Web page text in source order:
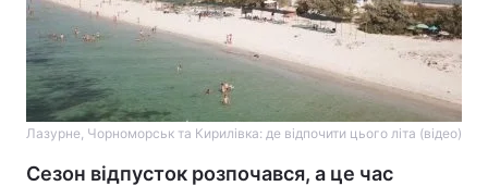
Лазурне, Чорноморськ та Кирилівка: де відпочити цього літа (відео)
Сезон відпусток розпочався, а це час